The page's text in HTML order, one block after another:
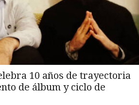
10 años de trayectoria
de álbum y ciclo de